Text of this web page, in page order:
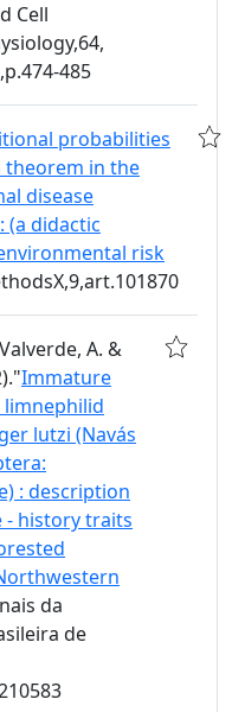
Cell
485
probabilities
theorem in the
disease
(a didactic
risk
A. &
Immature
lutzi (Navás
: description
- history traits
da
de